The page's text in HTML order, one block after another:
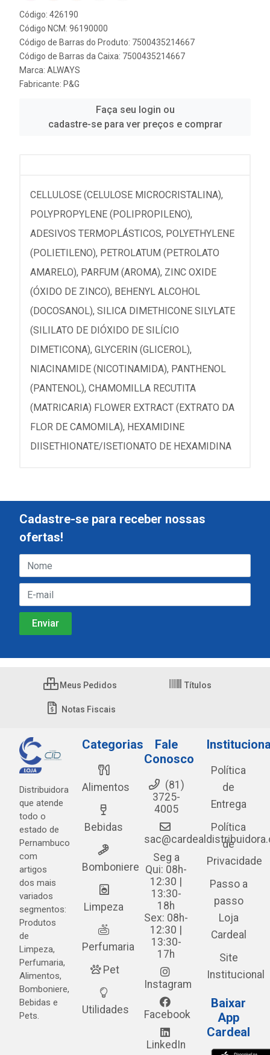
Código: 426190
Código NCM: 96190000
Código de Barras do Produto: 7500435214667
Código de Barras da Caixa: 7500435214667
Marca: ALWAYS
Fabricante: P&G
Faça seu login ou
cadastre-se para ver preços e comprar
CELLULOSE (CELULOSE MICROCRISTALINA),
POLYPROPYLENE (POLIPROPILENO),
ADESIVOS TERMOPLÁSTICOS, POLYETHYLENE
(POLIETILENO), PETROLATUM (PETROLATO
AMARELO), PARFUM (AROMA), ZINC OXIDE
(ÓXIDO DE ZINCO), BEHENYL ALCOHOL
(DOCOSANOL), SILICA DIMETHICONE SILYLATE
(SILILATO DE DIÓXIDO DE SILÍCIO
DIMETICONA), GLYCERIN (GLICEROL),
NIACINAMIDE (NICOTINAMIDA), PANTHENOL
(PANTENOL), CHAMOMILLA RECUTITA
(MATRICARIA) FLOWER EXTRACT (EXTRATO DA
FLOR DE CAMOMILA), HEXAMIDINE
DIISETHIONATE/ISETIONATO DE HEXAMIDINA
Cadastre-se para receber nossas
ofertas!
Meus Pedidos Títulos
Notas Fiscais
Distribuidora
que atende
todo o
estado de
Pernambuco
com
artigos
dos mais
variados
segmentos:
Produtos
de
Limpeza,
Perfumaria,
Alimentos,
Bomboniere,
Bebidas e
Pets.
Categorias
Alimentos
Bebidas
Bomboniere
Limpeza
Perfumaria
Pet
Utilidades
Fale
Conosco
(81)
3725-
4005
Seg a
Qui: 08h-
12:30 |
13:30-
18h
Sex: 08h-
12:30 |
13:30-
17h
Instagram
Facebook
LinkedIn
Política
de
Entrega
Política
de
Privacidade
Passo a
passo
Loja
Cardeal
Site
Institucional
Baixar
App
Cardeal